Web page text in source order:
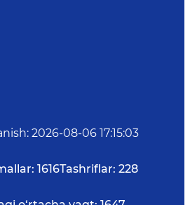
: 2026-08-06 17:15:03
1616Tashriflar: 228